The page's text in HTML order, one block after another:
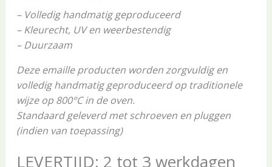
– Volledig handmatig geproduceerd
– Kleurecht, UV en weerbestendig
– Duurzaam
Deze emaille producten worden zorgvuldig en
volledig handmatig geproduceerd op traditionele
wijze op 800°C in de oven.
Standaard geleverd met schroeven en pluggen
(indien van toepassing)
LEVERTIJD: 2 tot 3 werkdagen